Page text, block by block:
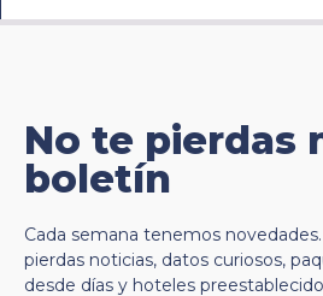
No te pierdas
boletín
Cada semana tenemos
pierdas noticias, datos curiosos,
desde días y hoteles